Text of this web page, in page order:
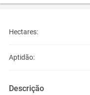
Hectares:
Aptidão:
Descrição